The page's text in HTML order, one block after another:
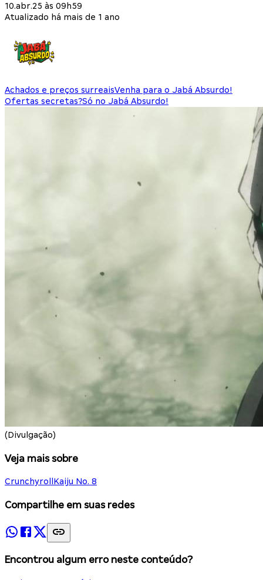
10.abr.25 às 09h59
Atualizado há mais de 1 ano
Achados e preços surreaisVenha para o Jabá Absurdo!
Ofertas secretas?Só no Jabá Absurdo!
(Divulgação)
Veja mais sobre
Crunchyroll Kaiju No. 8
Compartilhe em suas redes
Encontrou algum erro neste conteúdo?